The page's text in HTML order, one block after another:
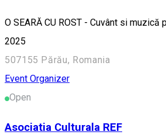
O SEARĂ CU ROST - Cuvânt si muzică
2025
507155 Părău, Romania
Event Organizer
Open
Asociatia Culturala REF